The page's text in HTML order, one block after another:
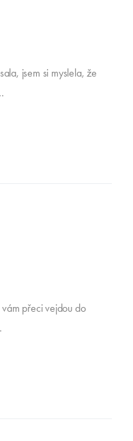
jsem si myslela, že
přeci vejdou do